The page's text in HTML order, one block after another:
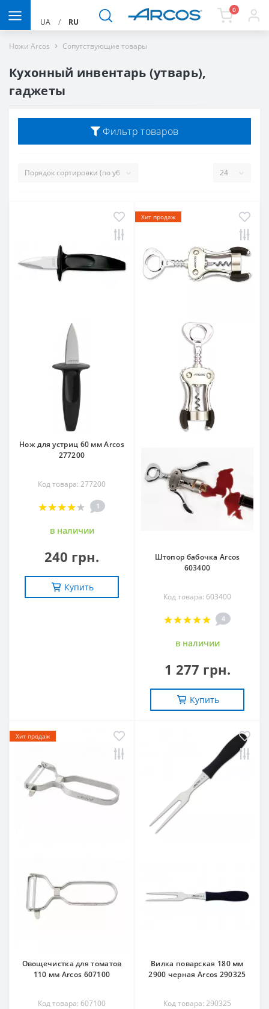
UA / RU
0
Ножи Arcos Сопутствующие товары
Кухонный инвентарь (утварь),
гаджеты
Фильтр товаров
Нож для устриц 60 мм Arcos
277200
Код товара: 277200
1
в наличии
240 грн.
Купить
Хит продаж
Штопор бабочка Arcos
603400
Код товара: 603400
4
в наличии
1 277 грн.
Купить
Хит продаж
Овощечистка для томатов
110 мм Arcos 607100
Код товара: 607100
Вилка поварская 180 мм
2900 черная Arcos 290325
Код товара: 290325